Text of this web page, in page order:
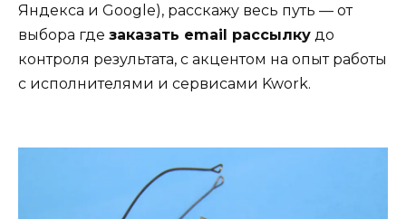
Яндекса и Google), расскажу весь путь — от
выбора где заказать email рассылку до
контроля результата, с акцентом на опыт работы
с исполнителями и сервисами Kwork.